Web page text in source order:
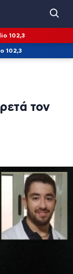
102,3
102,3
τον